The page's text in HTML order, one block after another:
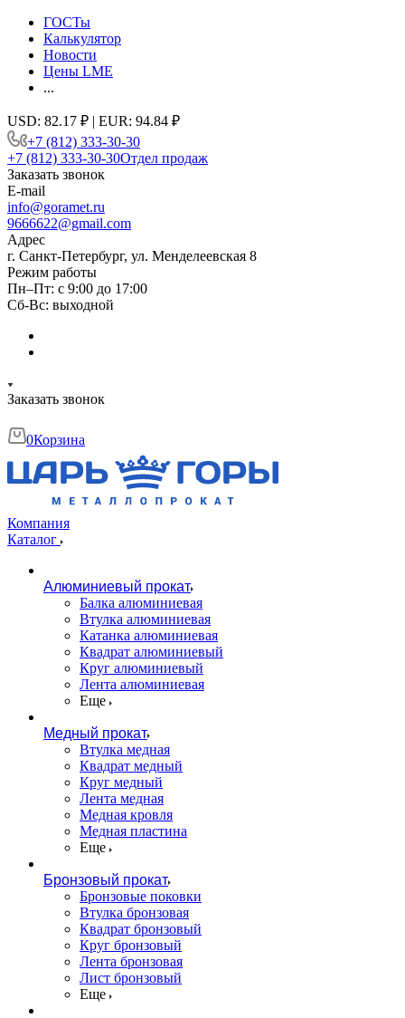
ГОСТы
Калькулятор
Новости
Цены LME
...
USD: 82.17 ₽ | EUR: 94.84 ₽
+7 (812) 333-30-30
+7 (812) 333-30-30Отдел продаж
Заказать звонок
E-mail
info@goramet.ru
9666622@gmail.com
Адрес
г. Санкт-Петербург, ул. Менделеевская 8
Режим работы
Пн–Пт: с 9:00 до 17:00
Сб-Вс: выходной
Заказать звонок
0Корзина
Компания
Каталог
Алюминиевый прокат
Балка алюминиевая
Втулка алюминиевая
Катанка алюминиевая
Квадрат алюминиевый
Круг алюминиевый
Лента алюминиевая
Еще
Медный прокат
Втулка медная
Квадрат медный
Круг медный
Лента медная
Медная кровля
Медная пластина
Еще
Бронзовый прокат
Бронзовые поковки
Втулка бронзовая
Квадрат бронзовый
Круг бронзовый
Лента бронзовая
Лист бронзовый
Еще